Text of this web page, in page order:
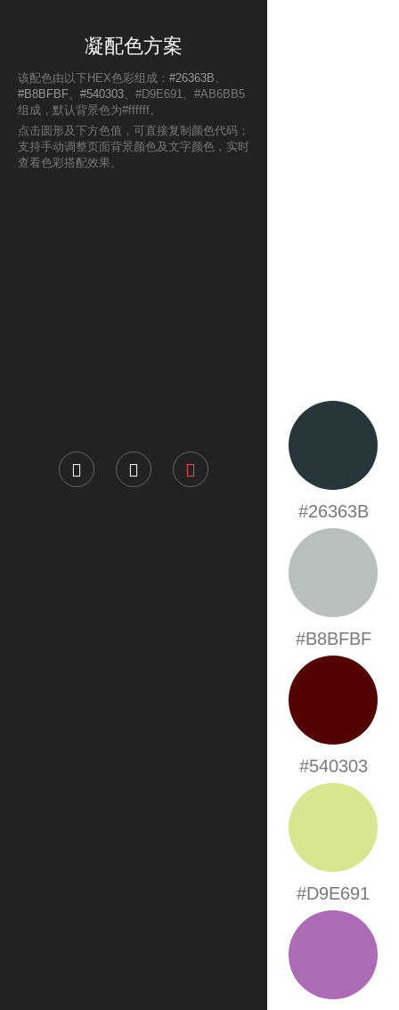
凝配色方案
该配色由以下HEX色彩组成： #26363B 、
#B8BFBF、 #540303、#D9E691、#AB6BB5
组成，默认背景色为#ffffff。
点击圆形及下方色值，可直接复制颜色代码；
支持手动调整页面背景颜色及文字颜色，实时
查看色彩搭配效果。
#26363B
#B8BFBF
#540303
#D9E691